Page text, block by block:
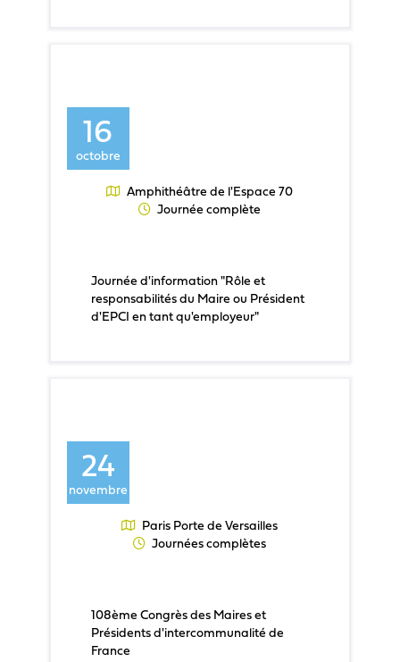
16
octobre
Amphithéâtre de l'Espace 70
Journée complète
Journée d'information "Rôle et
responsabilités du Maire ou Président
d'EPCI en tant qu'employeur"
24
novembre
Paris Porte de Versailles
Journées complètes
108ème Congrès des Maires et
Présidents d'intercommunalité de
France